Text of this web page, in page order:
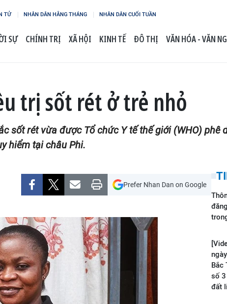
TỬ NHÂN DÂN HẰNG THÁNG NHÂN DÂN CUỐI TUẦN
SỰ CHÍNH TRỊ XÃ HỘI KINH TẾ ĐÔ THỊ VĂN HÓA - VĂN
trị sốt rét ở trẻ nhỏ
sốt rét vừa được Tổ chức Y tế thế giới (WHO) phê
hiểm tại châu Phi.
Prefer Nhan Dan on Google
Bắc
số
đất